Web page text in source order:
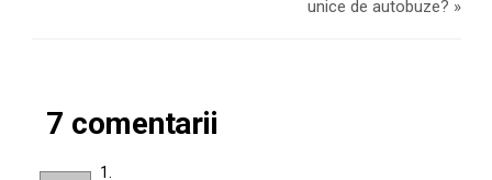
unice de autobuze? »
7 comentarii